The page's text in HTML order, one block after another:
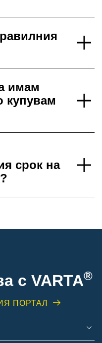
имам
купувам
срок на
с VARTA®
ПОРТАЛ